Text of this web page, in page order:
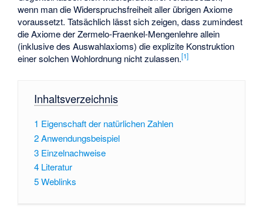
wenn man die Widerspruchsfreiheit aller übrigen Axiome
voraussetzt. Tatsächlich lässt sich zeigen, dass zumindest
die Axiome der Zermelo-Fraenkel-Mengenlehre allein
(inklusive des Auswahlaxioms) die explizite Konstruktion
einer solchen Wohlordnung nicht zulassen.[1]
Inhaltsverzeichnis
1 Eigenschaft der natürlichen Zahlen
2Anwendungsbeispiel
3 Einzelnachweise
4 Literatur
5Weblinks